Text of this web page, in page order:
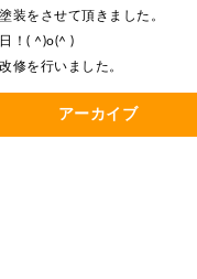
装をさせて頂きました。
！( ^)o(^ )
修を行いました。
アーカイブ